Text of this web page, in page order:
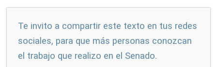
Te invito a compartir este texto en tus redes
sociales, para que más personas conozcan
el trabajo que realizo en el Senado.